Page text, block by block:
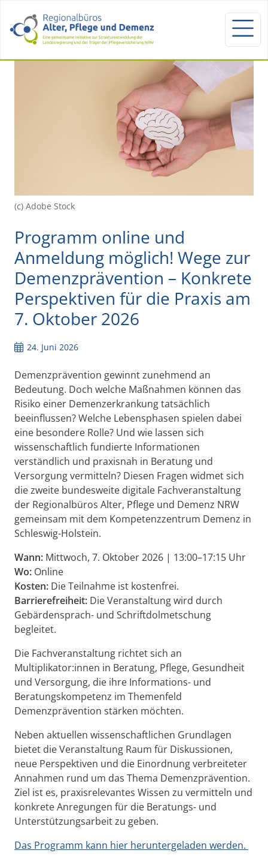
(c) Adobe Stock
Programm online und
Anmeldung möglich! Wege zur
Demenzprävention – Konkrete
Perspektiven für die Praxis am
7. Oktober 2026
24. Juni 2026
Demenzprävention gewinnt zunehmend an
Bedeutung. Doch welche Maßnahmen können das
Risiko einer Demenzerkrankung tatsächlich
beeinflussen? Welche Lebensphasen spielen dabei
eine besondere Rolle? Und wie lassen sich
wissenschaftlich fundierte Informationen
verständlich und praxisnah in Beratung und
Versorgung vermitteln? Diesen Fragen widmet sich
die zweite bundesweite digitale Fachveranstaltung
der Regionalbüros Alter, Pflege und Demenz NRW
gemeinsam mit dem Kompetenzzentrum Demenz in
Schleswig-Holstein.
Wann: Mittwoch, 7. Oktober 2026 | 13:00–17:15 Uhr
Wo: Online
Kosten: Die Teilnahme ist kostenfrei.
Barrierefreiheit: Die Veranstaltung wird durch
Gebärdensprach- und Schriftdolmetschung
begleitet.
Die Fachveranstaltung richtet sich an
Multiplikator:innen in Beratung, Pflege, Gesundheit
und Versorgung, die ihre Informations- und
Beratungskompetenz im Themenfeld
Demenzprävention stärken möchten.
Neben aktuellen wissenschaftlichen Grundlagen
bietet die Veranstaltung Raum für Diskussionen,
neue Perspektiven und die Einordnung verbreiteter
Annahmen rund um das Thema Demenzprävention.
Ziel ist es, praxisrelevantes Wissen zu vermitteln und
konkrete Anregungen für die Beratungs- und
Unterstützungsarbeit zu geben.
Das Programm kann hier heruntergeladen werden.